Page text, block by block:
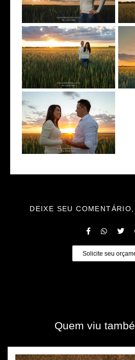
DEIXE SEU
Solicite seu
Quem viu